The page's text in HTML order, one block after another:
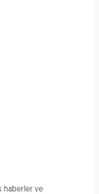
haberler ve